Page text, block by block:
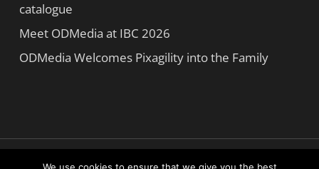
catalogue
Meet ODMedia at IBC 2026
ODMedia Welcomes Pixagility into the Family
Copyright ODMedia Alle Rechte vorbehalten © 2021